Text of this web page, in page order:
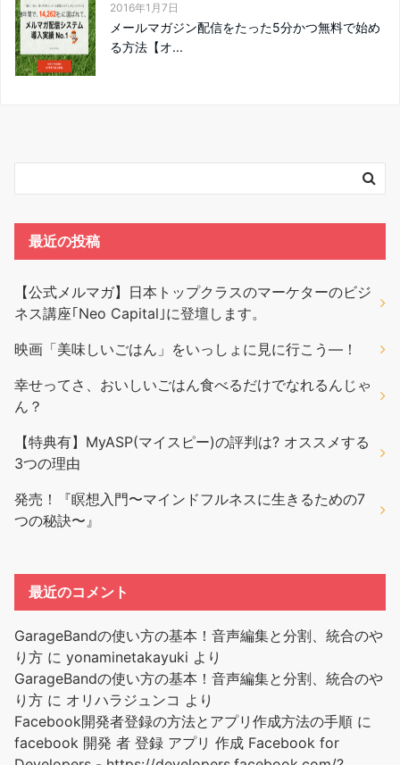
2016年1月7日
メールマガジン配信をたった5分かつ無料で始め
る方法【オ...
最近の投稿
【公式メルマガ】日本トップクラスのマーケターのビジ
ネス講座｢Neo Capital｣に登壇します。
映画「美味しいごはん」をいっしょに見に行こう―！
幸せってさ、おいしいごはん食べるだけでなれるんじゃ
ん？
【特典有】MyASP(マイスピー)の評判は? オススメする
3つの理由
発売！『瞑想入門〜マインドフルネスに生きるための7
つの秘訣〜』
最近のコメント
GarageBandの使い方の基本！音声編集と分割、統合のや
り方 に yonaminetakayuki より
GarageBandの使い方の基本！音声編集と分割、統合のや
り方 に オリハラジュンコ より
Facebook開発者登録の方法とアプリ作成方法の手順 に
facebook 開発 者 登録 アプリ 作成 Facebook for